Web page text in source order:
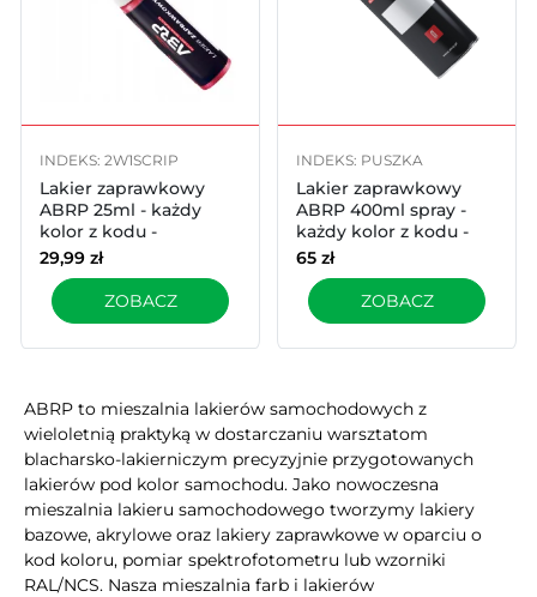
INDEKS: 2W1SCRIP
Lakier zaprawkowy
ABRP 25ml - każdy
kolor z kodu -
konfigurator
29,99 zł
ZOBACZ
INDEKS: PUSZKA
Lakier zaprawkowy
ABRP 400ml spray -
każdy kolor z kodu -
konfigurator
65 zł
ZOBACZ
ABRP to mieszalnia lakierów samochodowych z
wieloletnią praktyką w dostarczaniu warsztatom
blacharsko-lakierniczym precyzyjnie przygotowanych
lakierów pod kolor samochodu. Jako nowoczesna
mieszalnia lakieru samochodowego tworzymy lakiery
bazowe, akrylowe oraz lakiery zaprawkowe w oparciu o
kod koloru, pomiar spektrofotometru lub wzorniki
RAL/NCS. Nasza mieszalnia farb i lakierów